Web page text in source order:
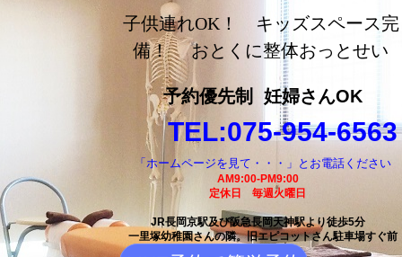
長岡京市の整体【おとく
に整体おっとせい】長岡
京駅と長岡天神駅から徒
歩5分の整体院
子供連れOK！ キッズスペース完
備！ おとくに整体おっとせい
予約優先制 妊婦さんOK
TEL:075-954-6563
「ホームページを見て・・・」とお電話ください
AM9:00-PM9:00
定休日 毎週火曜日
JR長岡京駅及び阪急長岡天神駅より徒歩5分
一里塚幼稚園さんの隣。旧エピコットさん駐車場すぐ前